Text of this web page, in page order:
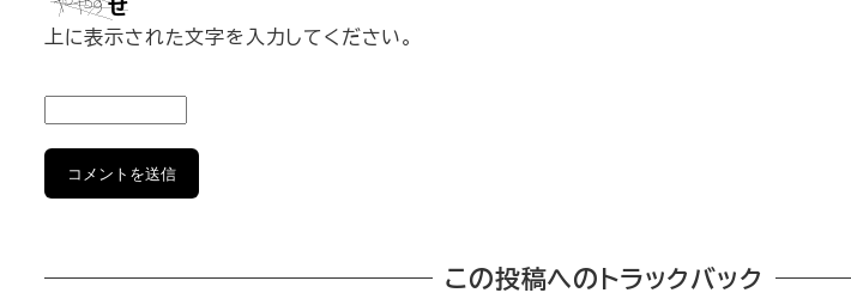
上に表示された文字を入力してください。
この投稿へのトラックバック